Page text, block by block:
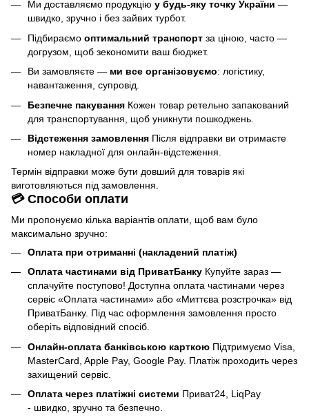
Ми доставляємо продукцію у будь-яку точку України —
швидко, зручно і без зайвих турбот.
Підбираємо оптимальний транспорт за ціною, часто —
догрузом, щоб зекономити ваш бюджет.
Ви замовляєте — ми все організовуємо: логістику,
навантаження, супровід.
Безпечне пакування Кожен товар ретельно запакований
для транспортування, щоб уникнути пошкоджень.
Відстеження замовлення Після відправки ви отримаєте
номер накладної для онлайн-відстеження.
Термін відправки може бути довший для товарів які
виготовляються під замовлення.
💳 Способи оплати
Ми пропонуємо кілька варіантів оплати, щоб вам було
максимально зручно:
Оплата при отриманні (накладений платіж)
Оплата частинами від ПриватБанку Купуйте зараз —
сплачуйте поступово! Доступна оплата частинами через
сервіс «Оплата частинами» або «Миттєва розстрочка» від
ПриватБанку. Під час оформлення замовлення просто
оберіть відповідний спосіб.
Онлайн-оплата банківською карткою Підтримуємо Visa,
MasterCard, Apple Pay, Google Pay. Платіж проходить через
захищений сервіс.
Оплата через платіжні системи Приват24, LiqPay
- швидко, зручно та безпечно.